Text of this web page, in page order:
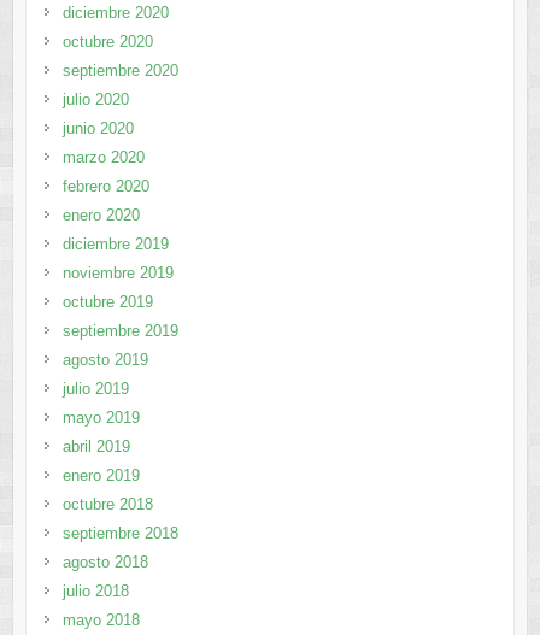
diciembre 2020
octubre 2020
septiembre 2020
julio 2020
junio 2020
marzo 2020
febrero 2020
enero 2020
diciembre 2019
noviembre 2019
octubre 2019
septiembre 2019
agosto 2019
julio 2019
mayo 2019
abril 2019
enero 2019
octubre 2018
septiembre 2018
agosto 2018
julio 2018
mayo 2018